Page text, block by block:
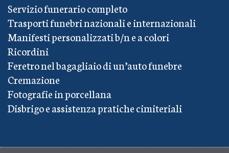
Servizio funerario completo
Trasporti funebri nazionali e internazionali
Manifesti personalizzati b/n e a colori
Ricordini
Feretro nel bagagliaio di un’auto funebre
Cremazione
Fotografie in porcellana
Disbrigo e assistenza pratiche cimiteriali